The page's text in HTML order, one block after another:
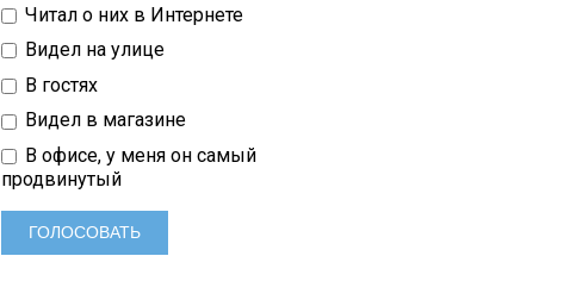
Читал о них в Интернете
Видел на улице
В гостях
Видел в магазине
В офисе, у меня он самый
продвинутый